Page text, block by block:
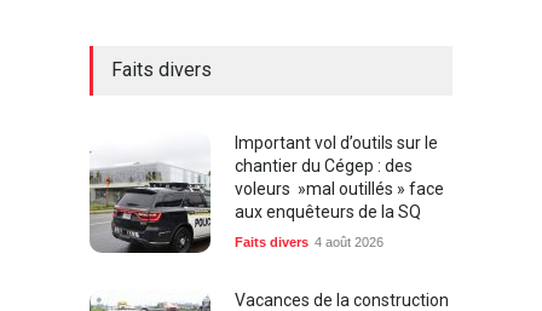
Faits divers
Important vol d’outils sur le
chantier du Cégep : des
voleurs »mal outillés » face
aux enquêteurs de la SQ
Faits divers 4 août 2026
Vacances de la construction